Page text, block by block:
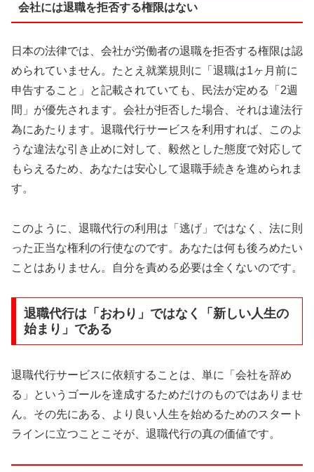
会社には退職を拒否する権限はない
日本の法律では、会社が労働者の退職を拒否する権限は認
められていません。たとえ就業規則に「退職は1ヶ月前に
申告すること」と記載されていても、民法が定める「2週
間」が優先されます。会社が拒否した場合、それは違法行
為にあたります。退職代行サービスを利用すれば、このよ
うな違法な引き止めに対して、毅然とした態度で対応して
もらえるため、あなたは安心して退職手続きを進められま
す。
このように、退職代行の利用は「逃げ」ではなく、法に則
った正当な権利の行使なのです。あなたは何も後ろめたい
ことはありません。自分を責める必要は全くないのです。
退職代行は「おわり」ではなく「新しい人生の
始まり」である
退職代行サービスに依頼することは、単に「会社を辞め
る」というゴールを達成するためだけのものではありませ
ん。その先にある、より良い人生を始めるためのスタート
ラインに立つことこそが、退職代行の真の価値です。